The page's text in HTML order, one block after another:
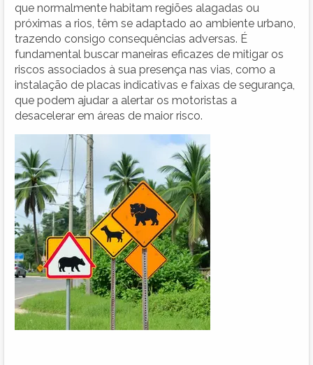
que normalmente habitam regiões alagadas ou
próximas a rios, têm se adaptado ao ambiente urbano,
trazendo consigo consequências adversas. É
fundamental buscar maneiras eficazes de mitigar os
riscos associados à sua presença nas vias, como a
instalação de placas indicativas e faixas de segurança,
que podem ajudar a alertar os motoristas a
desacelerar em áreas de maior risco.